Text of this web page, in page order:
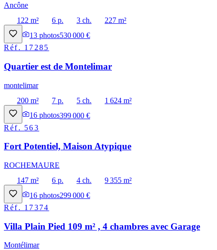
Ancône
122 m²
6 p. 3 ch.
227 m²
13 photos530 000 €
Réf. 17285
Quartier est de Montelimar
montelimar
200 m²
7 p. 5 ch.
1 624 m²
16 photos399 000 €
Réf. 563
Fort Potentiel, Maison Atypique
ROCHEMAURE
147 m²
6 p. 4 ch.
9 355 m²
16 photos299 000 €
Réf. 17374
Villa Plain Pied 109 m² , 4 chambres avec Garage
Montélimar